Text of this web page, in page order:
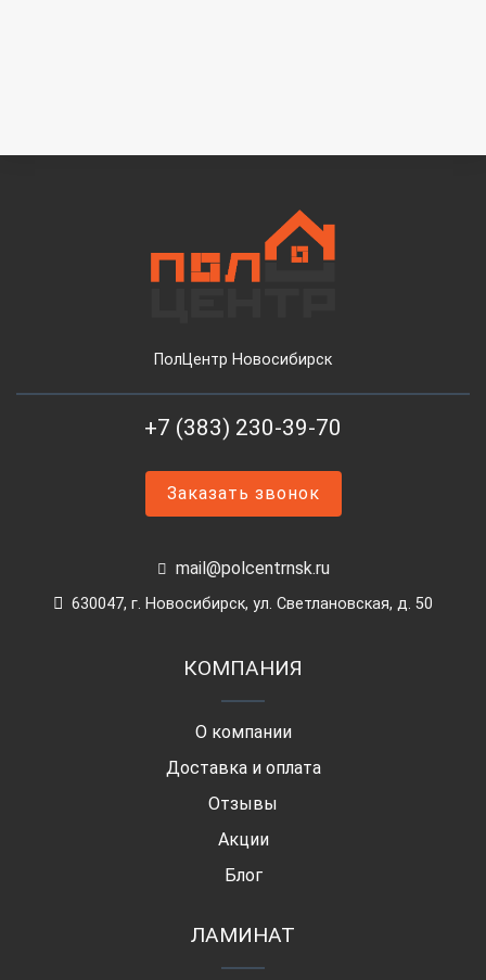
ПолЦентр Новосибирск
+7 (383) 230-39-70
Заказать звонок
mail@polcentrnsk.ru
630047, г. Новосибирск, ул. Светлановская, д. 50
КОМПАНИЯ
О компании
Доставка и оплата
Отзывы
Акции
Блог
ЛАМИНАТ